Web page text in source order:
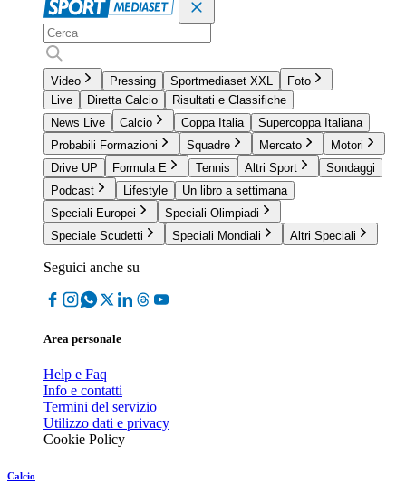
Video Pressing Sportmediaset XXL
Foto
Live
Diretta Calcio
Risultati e Classifiche
News Live
Calcio Coppa Italia
Supercoppa Italiana
Probabili Formazioni
Squadre Mercato
Motori
Drive UP
Formula E Tennis Altri Sport
Sondaggi
Podcast
Lifestyle
Un libro a settimana
Speciali Europei
Speciali Olimpiadi
Speciale Scudetti
Speciali Mondiali Altri Speciali
Seguici anche su
Area personale
Help e Faq
Info e contatti
Termini del servizio
Utilizzo dati e privacy
Cookie Policy
Calcio